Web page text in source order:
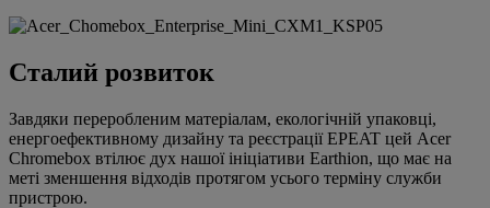
Сталий розвиток
Завдяки переробленим матеріалам, екологічній упаковці,
енергоефективному дизайну та реєстрації EPEAT цей Acer
Chromebox втілює дух нашої ініціативи Earthion, що має на
меті зменшення відходів протягом усього терміну служби
пристрою.